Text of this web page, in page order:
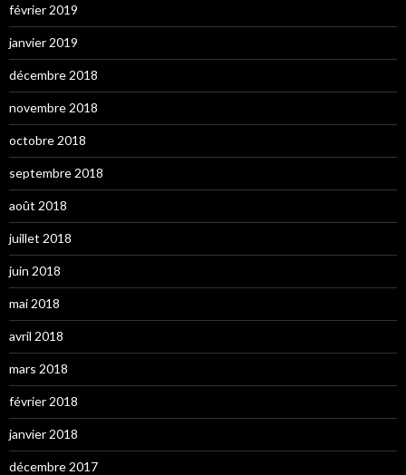
février 2019
janvier 2019
décembre 2018
novembre 2018
octobre 2018
septembre 2018
août 2018
juillet 2018
juin 2018
mai 2018
avril 2018
mars 2018
février 2018
janvier 2018
décembre 2017